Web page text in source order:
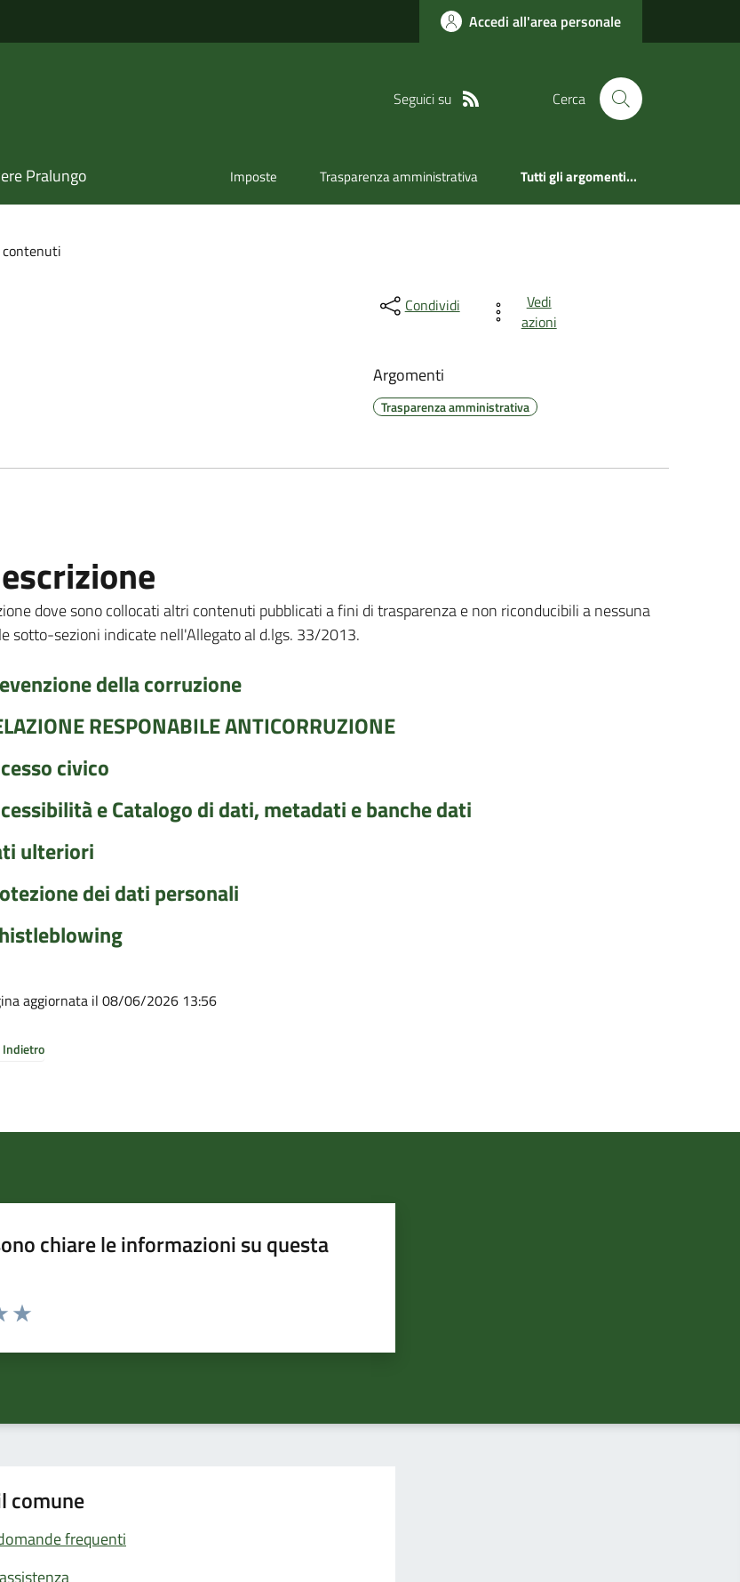
Accedi all'area personale
Seguici su Cerca
Pralungo Imposte Trasparenza amministrativa Tutti gli argomenti...
Condividi
Vedi
azioni
Argomenti
Trasparenza amministrativa
dove sono collocati altri contenuti pubblicati a fini di trasparenza e non riconducibili a nessuna
sotto-sezioni indicate nell'Allegato al d.lgs. 33/2013.
della corruzione
RESPONABILE ANTICORRUZIONE
civico
e Catalogo di dati, metadati e banche dati
ulteriori
dei dati personali
aggiornata il 08/06/2026 13:56
Indietro
chiare le informazioni su questa
la pagina
comune
frequenti